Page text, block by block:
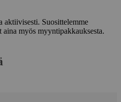
aktiivisesti. Suosittelemme
aina myös myyntipakkauksesta.